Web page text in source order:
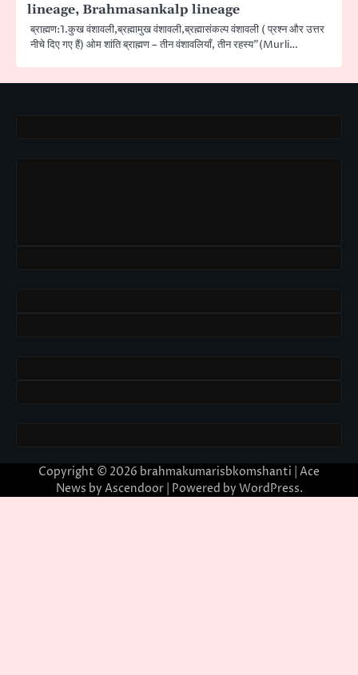
lineage, Brahmasankalp lineage
ब्राह्मण:1.कुख वंशावली,ब्रह्मामुख वंशावली,ब्रह्मासंकल्प वंशावली ( प्रश्न और उत्तर
नीचे दिए गए हैं) ओम शांति ब्राह्मण – तीन वंशावलियाँ, तीन रहस्य”(Murli…
Copyright © 2026 brahmakumarisbkomshanti | Ace
News by Ascendoor| Powered by WordPress.